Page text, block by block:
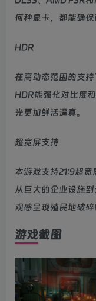
何种显卡，都能确保
HDR
在高动态范围的支
HDR能强化对比度
光更加鲜活逼真。
超宽屏支持
本游戏支持21:9超宽
从巨大的企业设施
观感呈现殖民地破碎
游戏截图